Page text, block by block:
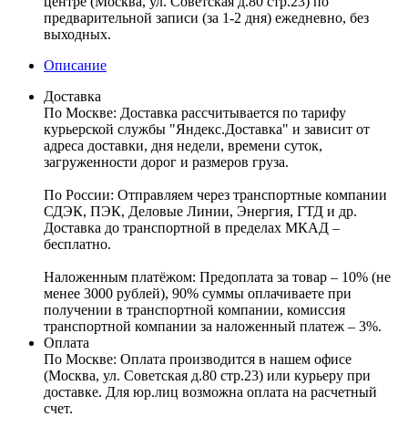
предварительной записи (за 1-2 дня) ежедневно, без
выходных.
Описание
Доставка
По Москве: Доставка рассчитывается по тарифу
курьерской службы "Яндекс.Доставка" и зависит от
адреса доставки, дня недели, времени суток,
загруженности дорог и размеров груза.
По России: Отправляем через транспортные компании
СДЭК, ПЭК, Деловые Линии, Энергия, ГТД и др.
Доставка до транспортной в пределах МКАД –
бесплатно.
Наложенным платёжом: Предоплата за товар – 10% (не
менее 3000 рублей), 90% суммы оплачиваете при
получении в транспортной компании, комиссия
транспортной компании за наложенный платеж – 3%.
Оплата
По Москве: Оплата производится в нашем офисе
(Москва, ул. Советская д.80 стр.23) или курьеру при
доставке. Для юр.лиц возможна оплата на расчетный
счет.